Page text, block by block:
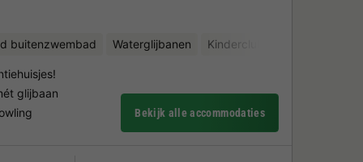
buitenzwembad Waterglijbanen Kinderclub
glijbaan
Bekijk alle accommodaties